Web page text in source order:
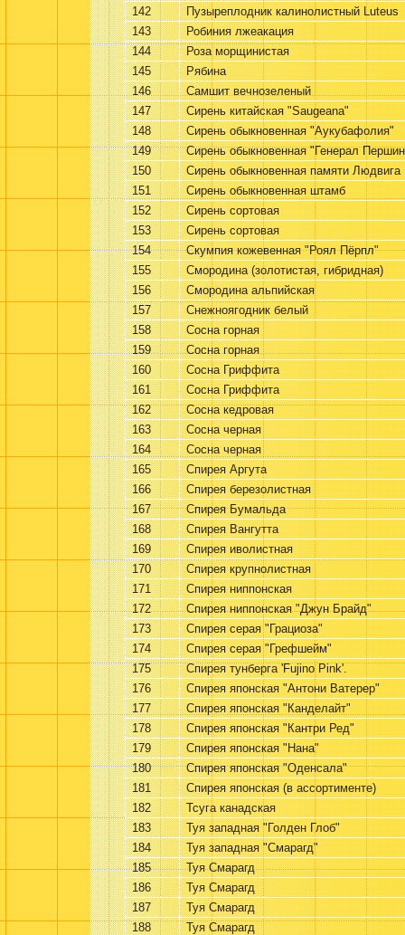
142
Пузыреплодник калинолистный Luteus
143
Робиния лжеакация
144
Роза морщинистая
145
Рябина
146
Самшит вечнозеленый
147
Сирень китайская "Saugeana"
148
Сирень обыкновенная "Аукубафолия"
149
Сирень обыкновенная "Генерал
150
Сирень обыкновенная памяти
151
Сирень обыкновенная штамб
152
Сирень сортовая
153
Сирень сортовая
154
Скумпия кожевенная "Роял Пёрпл"
155
Смородина (золотистая, гибридная)
156
Смородина альпийская
157
Снежноягодник белый
158
Сосна горная
159
Сосна горная
160
Сосна Гриффита
161
Сосна Гриффита
162
Сосна кедровая
163
Сосна черная
164
Сосна черная
165
Спирея Аргута
166
Спирея березолистная
167
Спирея Бумальда
168
Спирея Вангутта
169
Спирея иволистная
170
Спирея крупнолистная
171
Спирея ниппонская
172
Спирея ниппонская "Джун Брайд"
173
Спирея серая "Грациоза"
174
Спирея серая "Грефшейм"
175
Спирея тунберга 'Fujino Pink'.
176
Спирея японская "Антони Ватерер"
177
Спирея японская "Канделайт"
178
Спирея японская "Кантри Ред"
179
Спирея японская "Нана"
180
Спирея японская "Оденсала"
181
Спирея японская (в ассортименте)
182
Тсуга канадская
183
Туя западная "Голден Глоб"
184
Туя западная "Смарагд"
185
Туя Смарагд
186
Туя Смарагд
187
Туя Смарагд
188
Туя Смарагд